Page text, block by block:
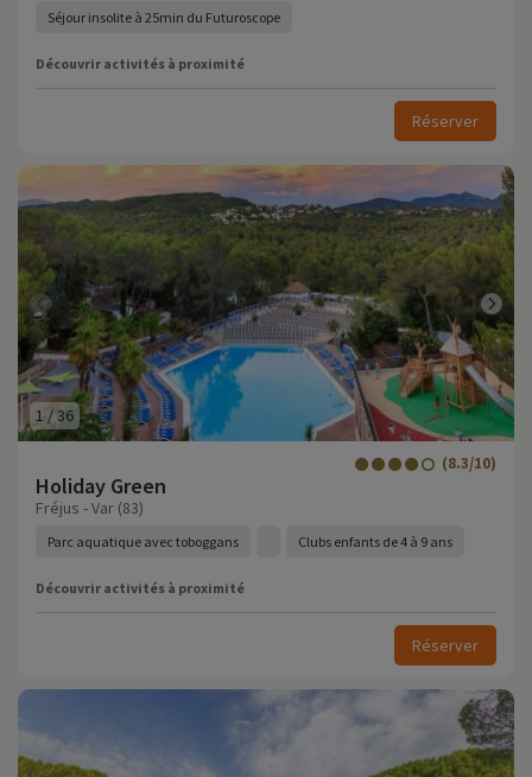
Séjour insolite à 25min du Futuroscope
Découvrir activités à proximité
Réserver
1 /36
Holiday Green
(8.3/10)
Fréjus - Var (83)
Parc aquatique avec toboggans Clubs enfants de 4 à 9 ans
Découvrir activités à proximité
Réserver